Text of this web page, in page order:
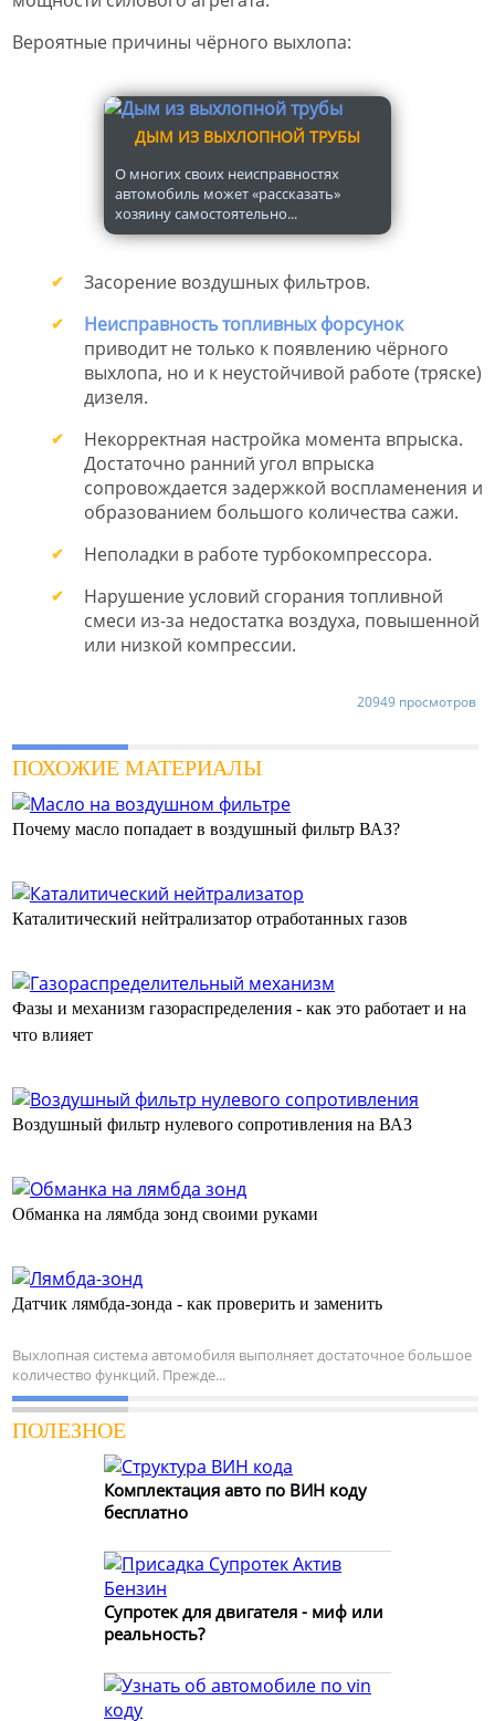
Вероятные причины чёрного выхлопа:
ДЫМ ИЗ ВЫХЛОПНОЙ ТРУБЫ
О многих своих неисправностях
автомобиль может «рассказать»
хозяину самостоятельно...
Засорение воздушных фильтров.
Неисправность топливных форсунок
приводит не только к появлению чёрного
выхлопа, но и к неустойчивой работе (тряске)
дизеля.
Некорректная настройка момента впрыска.
Достаточно ранний угол впрыска
сопровождается задержкой воспламенения и
образованием большого количества сажи.
Неполадки в работе турбокомпрессора.
Нарушение условий сгорания топливной
смеси из-за недостатка воздуха, повышенной
или низкой компрессии.
20949 просмотров
ПОХОЖИЕ МАТЕРИАЛЫ
Почему масло попадает в воздушный фильтр ВАЗ?
Каталитический нейтрализатор отработанных газов
Фазы и механизм газораспределения - как это работает и на
что влияет
Воздушный фильтр нулевого сопротивления на ВАЗ
Обманка на лямбда зонд своими руками
Датчик лямбда-зонда - как проверить и заменить
Выхлопная система автомобиля выполняет достаточное большое
количество функций. Прежде...
ПОЛЕЗНОЕ
Комплектация авто по ВИН коду
бесплатно
Супротек для двигателя - миф или
реальность?